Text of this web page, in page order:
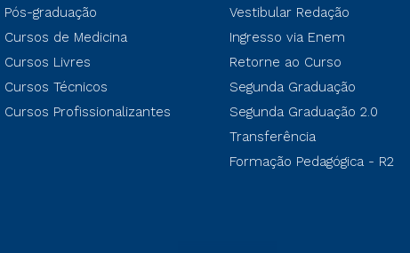
Pós-graduação
Cursos de Medicina
Cursos Livres
Cursos Técnicos
Cursos Profissionalizantes
Vestibular Redação
Ingresso via Enem
Retorne ao Curso
Segunda Graduação
Segunda Graduação 2.0
Transferência
Formação Pedagógica - R2